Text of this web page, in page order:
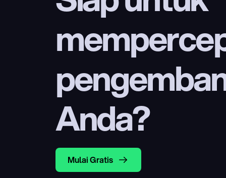
Anda?
Mulai Gratis